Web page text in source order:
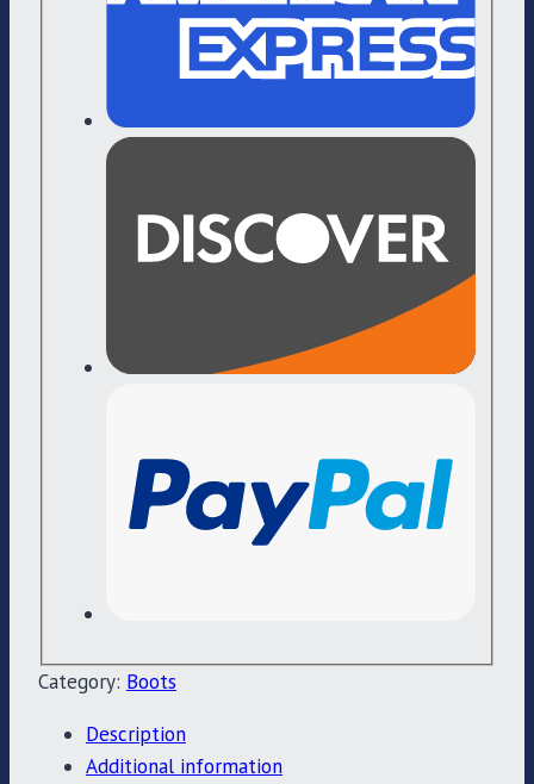
Category: Boots
Description
Additional information